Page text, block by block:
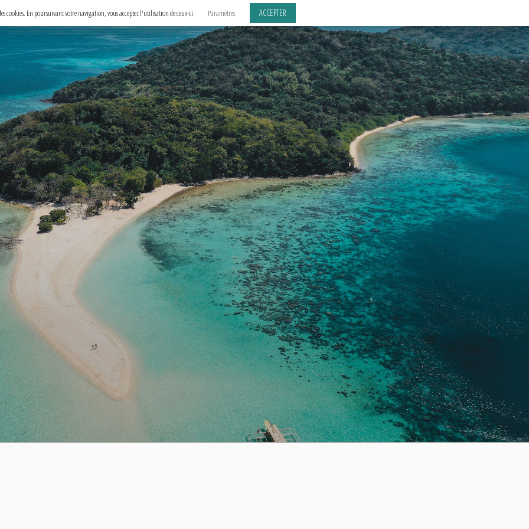
cookies. En poursuivant votre navigation, vous acceptez l'utilisation de ceux-ci. Paramètres ACCEPTER